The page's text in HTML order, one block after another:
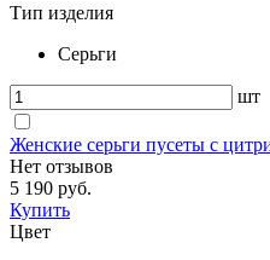
Тип изделия
Серьги
шт
Женские серьги пусеты с
Нет отзывов
5 190 руб.
Купить
Цвет